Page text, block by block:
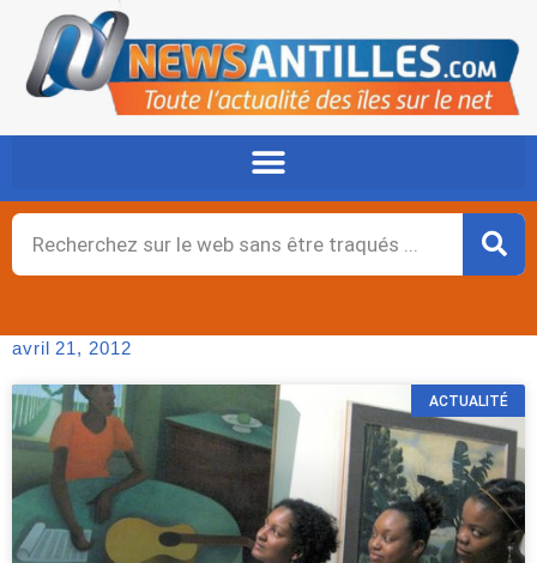
contenu
Rechercher
avril 21, 2012
ACTUALITÉ